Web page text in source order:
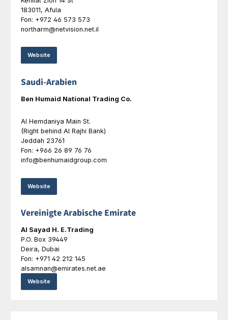
183011, Afula
Fon: +972 46 573 573
northarm@netvision.net.il
Website
Saudi-Arabien
Ben Humaid National Trading Co.
Al Hemdaniya Main St.
(Right behind Al Rajhi Bank)
Jeddah 23761
Fon: +966 26 89 76 76
info@benhumaidgroup.com
Website
Vereinigte Arabische Emirate
Al Sayad H. E.Trading
P.O. Box 39449
Deira, Dubai
Fon: +971 42 212 145
alsamnan@emirates.net.ae
Website